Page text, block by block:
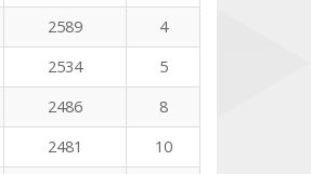
2589
4
2534
5
2486
8
2481
10